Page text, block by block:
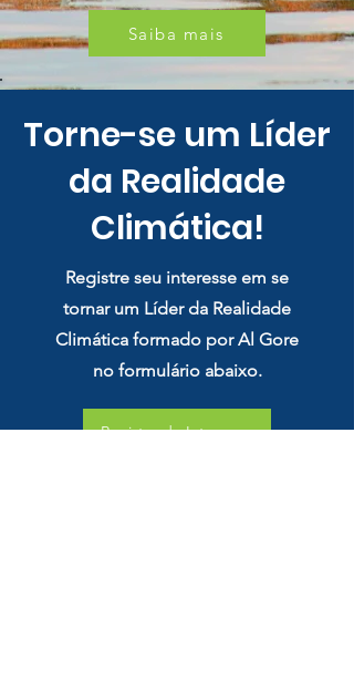
Saiba mais
Torne-se um Líder
da Realidade
Climática!
Registre seu interesse em se
tornar um Líder da Realidade
Climática formado por Al Gore
no formulário abaixo.
Registro de Interesse